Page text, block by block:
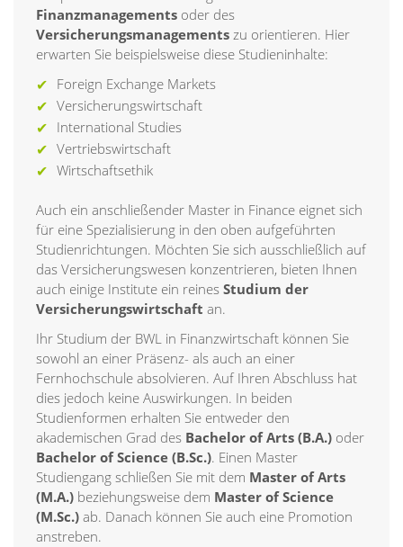
Finanzmanagements oder des
Versicherungsmanagements zu orientieren. Hier
erwarten Sie beispielsweise diese Studieninhalte:
Foreign Exchange Markets
Versicherungswirtschaft
International Studies
Vertriebswirtschaft
Wirtschaftsethik
Auch ein anschließender Master in Finance eignet sich
für eine Spezialisierung in den oben aufgeführten
Studienrichtungen. Möchten Sie sich ausschließlich auf
das Versicherungswesen konzentrieren, bieten Ihnen
auch einige Institute ein reines Studium der
Versicherungswirtschaft an.
Ihr Studium der BWL in Finanzwirtschaft können Sie
sowohl an einer Präsenz- als auch an einer
Fernhochschule absolvieren. Auf Ihren Abschluss hat
dies jedoch keine Auswirkungen. In beiden
Studienformen erhalten Sie entweder den
akademischen Grad des Bachelor of Arts (B.A.) oder
Bachelor of Science (B.Sc.). Einen Master
Studiengang schließen Sie mit dem Master of Arts
(M.A.) beziehungsweise dem Master of Science
(M.Sc.) ab. Danach können Sie auch eine Promotion
anstreben.